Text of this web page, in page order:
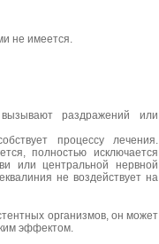
не имеется.
раздражений или
процессу лечения.
полностью исключается
или центральной нервной
не воздействует на
организмов, он может
эффектом.